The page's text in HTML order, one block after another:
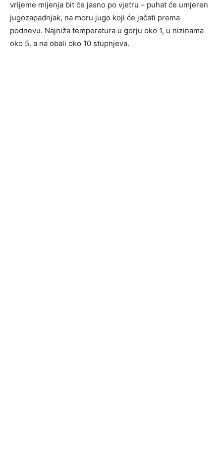
vrijeme mijenja bit će jasno po vjetru – puhat će umjeren
jugozapadnjak, na moru jugo koji će jačati prema
podnevu. Najniža temperatura u gorju oko 1, u nizinama
oko 5, a na obali oko 10 stupnjeva.